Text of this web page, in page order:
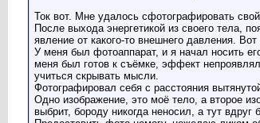
Ток вот. Мне удалось сфотографировать
После выхода энергетикой из своего тела,
явление от какого-то внешнего давления.
У меня был фотоаппарат, и я начал носить
меня был готов к съёмке, эффект
учиться скрывать мысли.
Фотографировал себя с расстояния
Одно изображение, это моё тело, а второе
выбрит, бороду никогда неносил, а тут вдруг